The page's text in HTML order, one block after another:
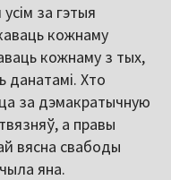
за гэтыя
кожнаму
кожнаму з тых,
данатамі. Хто
за дэмакратычную
а правы
вясна свабоды
яна.